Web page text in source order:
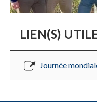
LIEN(S)
Journée